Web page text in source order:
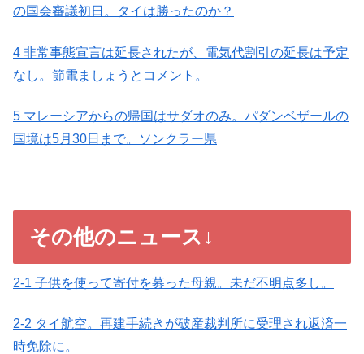
の国会審議初日。タイは勝ったのか？
4 非常事態宣言は延長されたが、電気代割引の延長は予定
なし。節電ましょうとコメント。
5 マレーシアからの帰国はサダオのみ。パダンベザールの
国境は5月30日まで。ソンクラー県
その他のニュース↓
2-1 子供を使って寄付を募った母親。未だ不明点多し。
2-2 タイ航空。再建手続きが破産裁判所に受理され返済一
時免除に。